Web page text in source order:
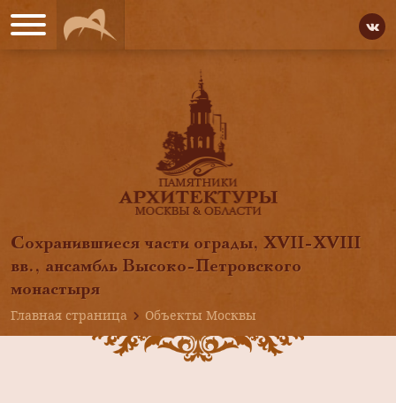
Сохранившиеся части ограды, XVII-XVIII
вв., ансамбль Высоко-Петровского
монастыря
Главная страница
Объекты Москвы